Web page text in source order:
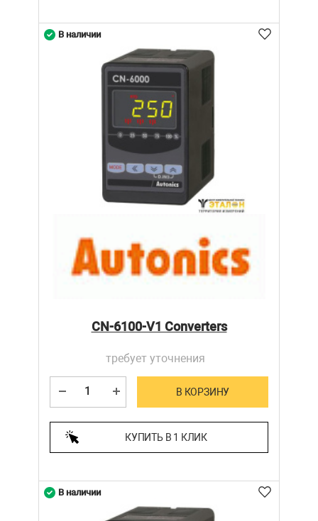
CN-6100-V1 Converters
требует уточнения
В КОРЗИНУ
КУПИТЬ В 1 КЛИК
В наличии
В наличии